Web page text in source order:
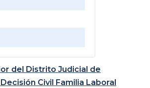
del Distrito Judicial de
Civil Familia Laboral